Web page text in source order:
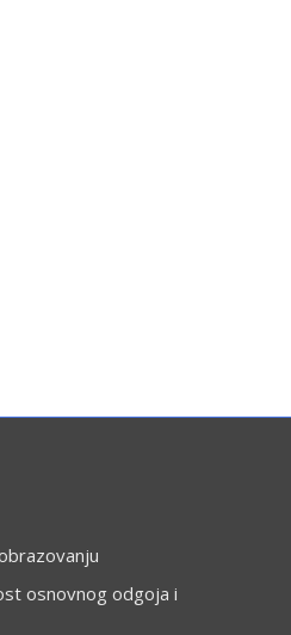
osnovnog odgoja i